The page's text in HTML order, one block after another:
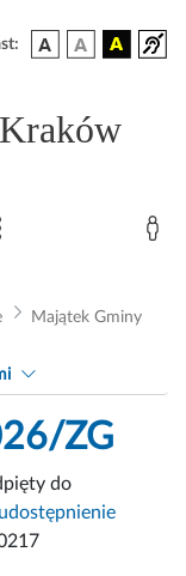
Majątek Gminy
ZG
do